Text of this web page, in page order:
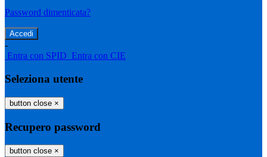
Password dimenticata?
-
Entra con SPID Entra con CIE
Seleziona utente
button close ×
Recupero password
button close ×